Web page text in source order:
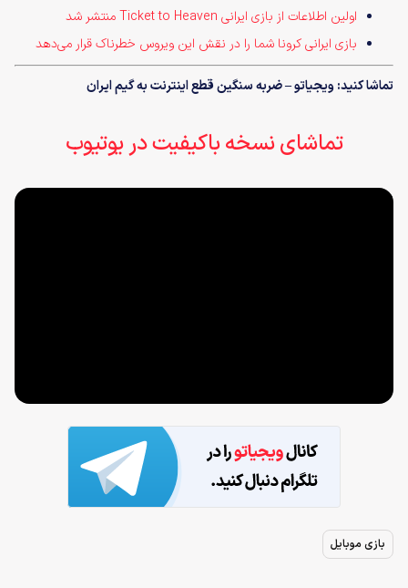
اولین اطلاعات از بازی ایرانی Ticket to Heaven منتشر شد
بازی ایرانی کرونا شما را در نقش این ویروس خطرناک قرار می‌دهد
تماشا کنید: ویجیاتو – ضربه سنگین قطع اینترنت به گیم ایران
تماشای نسخه باکیفیت در یوتیوب
بازی موبایل